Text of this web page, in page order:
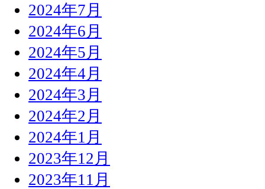
2024年7月
2024年6月
2024年5月
2024年4月
2024年3月
2024年2月
2024年1月
2023年12月
2023年11月